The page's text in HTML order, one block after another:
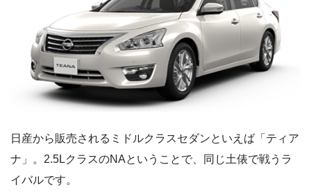
日産から販売されるミドルクラスセダンといえば「ティア
ナ」。2.5LクラスのNAということで、同じ土俵で戦うラ
イバルです。